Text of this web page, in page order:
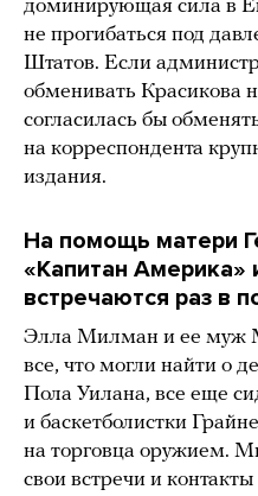
доминирующая сила в
не прогибаться под
Штатов. Если
обменивать Красикова
согласилась бы
на корреспондента
издания.
На помощь матери
«Капитан Америка»
встречаются раз в
Элла Милман и ее муж
все, что могли найти о
Пола Уилана, все еще
и баскетболистки
на торговца оружием.
свои встречи и